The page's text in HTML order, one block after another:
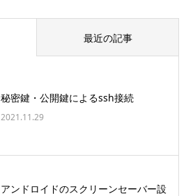
最近の記事
秘密鍵・公開鍵によるssh接続
2021.11.29
アンドロイドのスクリーンセーバー設